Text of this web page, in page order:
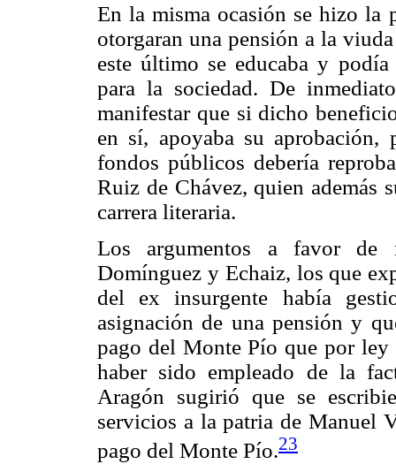
En la misma ocasión se hizo la
otorgaran una pensión a la
este último se educaba y
para la sociedad. De
manifestar que si dicho
en sí, apoyaba su
fondos públicos debería
Ruiz de Chávez, quien
carrera literaria.
Los argumentos a favor de
Domínguez y Echaiz, los que
del ex insurgente había
asignación de una pensión y
pago del Monte Pío que por ley
haber sido empleado de la
Aragón sugirió que se
servicios a la patria de Manuel
pago del Monte Pío.23